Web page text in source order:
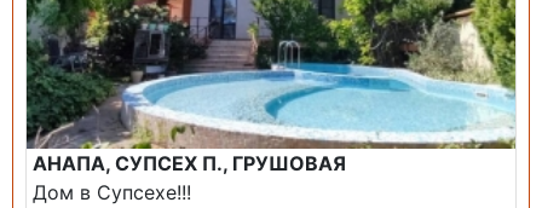
АНАПА, СУПСЕХ П., ГРУШОВАЯ
Дом в Супсехе!!!